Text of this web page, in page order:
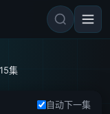
集
自动下一集